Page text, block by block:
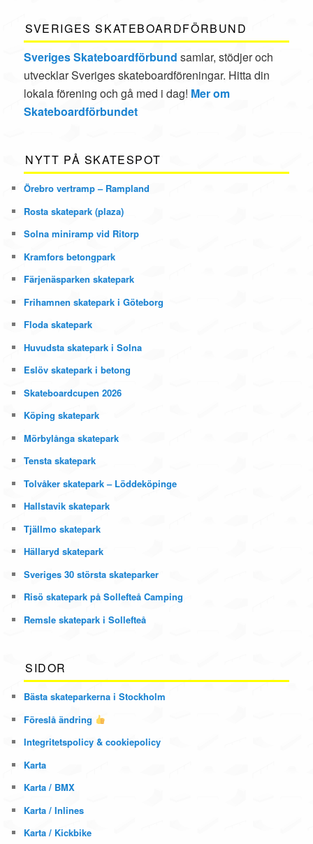
SVERIGES SKATEBOARDFÖRBUND
Sveriges Skateboardförbund samlar, stödjer och
utvecklar Sveriges skateboardföreningar. Hitta din
lokala förening och gå med i dag! Mer om
Skateboardförbundet
NYTT PÅ SKATESPOT
Örebro vertramp – Rampland
Rosta skatepark (plaza)
Solna miniramp vid Ritorp
Kramfors betongpark
Färjenäsparken skatepark
Frihamnen skatepark i Göteborg
Floda skatepark
Huvudsta skatepark i Solna
Eslöv skatepark i betong
Skateboardcupen 2026
Köping skatepark
Mörbylånga skatepark
Tensta skatepark
Tolvåker skatepark – Löddeköpinge
Hallstavik skatepark
Tjällmo skatepark
Hällaryd skatepark
Sveriges 30 största skateparker
Risö skatepark på Sollefteå Camping
Remsle skatepark i Sollefteå
SIDOR
Bästa skateparkerna i Stockholm
Föreslå ändring
Integritetspolicy & cookiepolicy
Karta
Karta / BMX
Karta / Inlines
Karta / Kickbike